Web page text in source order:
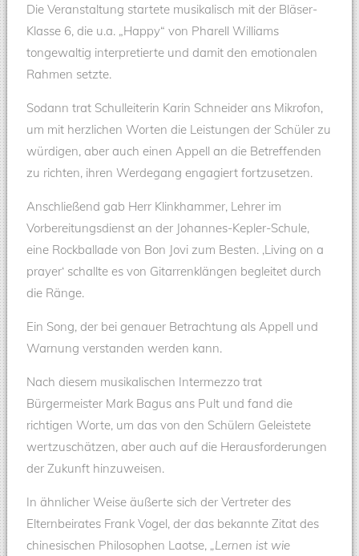
Die Veranstaltung startete musikalisch mit der Bläser-
Klasse 6, die u.a. „Happy“ von Pharell Williams
tongewaltig interpretierte und damit den emotionalen
Rahmen setzte.
Sodann trat Schulleiterin Karin Schneider ans Mikrofon,
um mit herzlichen Worten die Leistungen der Schüler zu
würdigen, aber auch einen Appell an die Betreffenden
zu richten, ihren Werdegang engagiert fortzusetzen.
Anschließend gab Herr Klinkhammer, Lehrer im
Vorbereitungsdienst an der Johannes-Kepler-Schule,
eine Rockballade von Bon Jovi zum Besten. ‚Living on a
prayer‘ schallte es von Gitarrenklängen begleitet durch
die Ränge.
Ein Song, der bei genauer Betrachtung als Appell und
Warnung verstanden werden kann.
Nach diesem musikalischen Intermezzo trat
Bürgermeister Mark Bagus ans Pult und fand die
richtigen Worte, um das von den Schülern Geleistete
wertzuschätzen, aber auch auf die Herausforderungen
der Zukunft hinzuweisen.
In ähnlicher Weise äußerte sich der Vertreter des
Elternbeirates Frank Vogel, der das bekannte Zitat des
chinesischen Philosophen Laotse, „Lernen ist wie